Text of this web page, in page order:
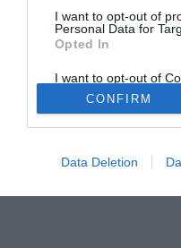
I want to opt-out of
Personal Data for
Opted In
I want to opt-out of
Retention, Sale, and/
Personal Data that Is
Purposes for which it
Opted Out
CONFIRM
Data Deletion
da parte dell'allenatore
l'anno scorso il
un sinistro al volo da 30